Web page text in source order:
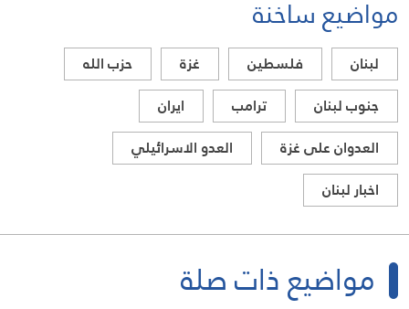
مواضيع ساخنة
لبنان فلسطين غزة
حزب الله
جنوب لبنان
ترامب
ايران
العدوان على غزة
العدو الاسرائيلي
اخبار لبنان
مواضيع ذات صلة